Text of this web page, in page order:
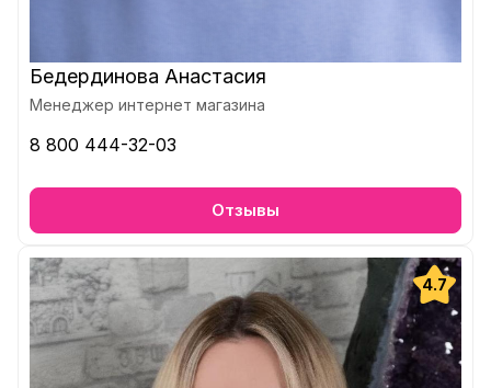
Бедердинова Анастасия
Менеджер интернет магазина
8 800 444-32-03
Отзывы
4.7